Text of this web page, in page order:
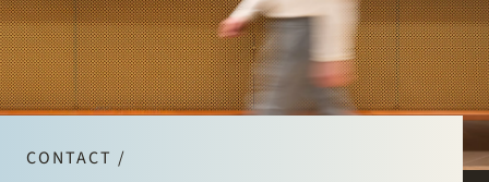
CONTACT /